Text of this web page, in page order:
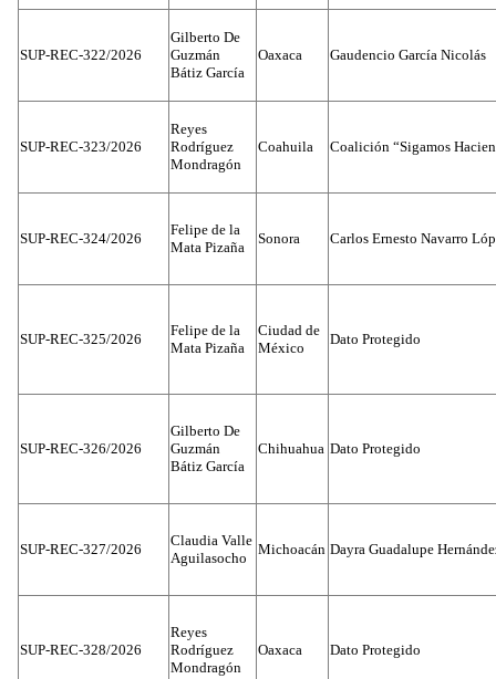
SUP-REC-322/2026
Gilberto De
Guzmán
Bátiz García
Oaxaca Gaudencio García Nicolás
SUP-REC-323/2026
Reyes
Rodríguez
Mondragón
Coahuila Coalición “Sigamos
SUP-REC-324/2026
Felipe de la
Mata Pizaña
Sonora Carlos Ernesto Navarro
SUP-REC-325/2026
Felipe de la
Mata Pizaña
Ciudad de
México
Dato Protegido
SUP-REC-326/2026
Gilberto De
Guzmán
Bátiz García
Chihuahua Dato Protegido
SUP-REC-327/2026
Claudia Valle
Aguilasocho
Michoacán Dayra Guadalupe
SUP-REC-328/2026
Reyes
Rodríguez
Mondragón
Oaxaca Dato Protegido